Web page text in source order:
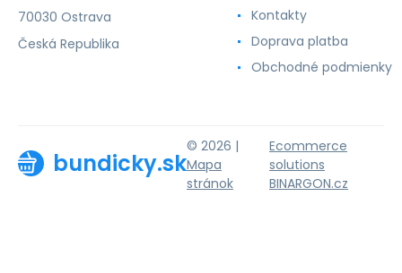
70030 Ostrava
Česká Republika
Kontakty
Doprava platba
Obchodné podmienky
bundicky.sk
© 2026 |
Mapa
stránok
Ecommerce
solutions
BINARGON.cz